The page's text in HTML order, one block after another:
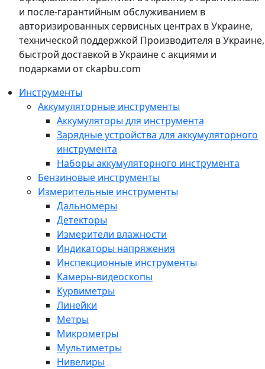
и после-гарантийным обслуживанием в
авторизированных сервисных центрах в Украине,
технической поддержкой Производителя в Украине,
быстрой доставкой в Украине с акциями и
подарками от ckapbu.com
Инструменты
Аккумуляторные инструменты
Аккумуляторы для инструмента
Зарядные устройства для аккумуляторного
инструмента
Наборы аккумуляторного инструмента
Бензиновые инструменты
Измерительные инструменты
Дальномеры
Детекторы
Измерители влажности
Индикаторы напряжения
Инспекционные инструменты
Камеры-видеоскопы
Курвиметры
Линейки
Метры
Микрометры
Мультиметры
Нивелиры